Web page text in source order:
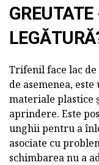
Trifenil face lac
de asemenea,
materiale plastice
aprindere. Este
unghii pentru a
asociate cu
schimbarea nu a